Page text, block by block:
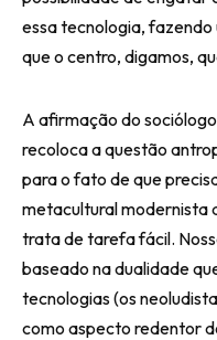
essa tecnologia, fazendo
que o centro, digamos,
A afirmação do
recoloca a questão
para o fato de que
metacultural modernista
trata de tarefa fácil.
baseado na dualidade
tecnologias (os
como aspecto redentor